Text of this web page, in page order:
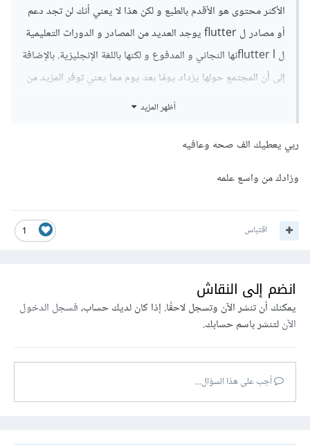
الأكثر محتوى هو الأقدم بالطبع و لكن هذا لا يعني أنك لن تجد دعم
أو مصادر ل flutter يوجد العديد من المصادر و الدورات التعليمية
ل flutter lنها النجاني و المدفوع و لكنها باللغة الإنجليزية. بالإضافة
إلى أن المجتمع حولها يزداد يومًا بعد يوم مما يعني توفر المزيد من
الدعم و المصادر. و في الوقت الحالي يمكنك أن تجد إجابات للأسئلة
الأساسيات واحدة في لغات البرمجة كلها و بما أنك تفهمها في جيدًا
من قبل.
أظهر المزيد
ربي يعطيك الف صحه وعافيه
وزادك من واسع علمه
1 اقتباس
انضم إلى النقاش
يمكنك أن تنشر الآن وتسجل لاحقًا. إذا كان لديك حساب،فسجل الدخول
الآنلتنشر باسم حسابك.
أجب على هذا السؤال...